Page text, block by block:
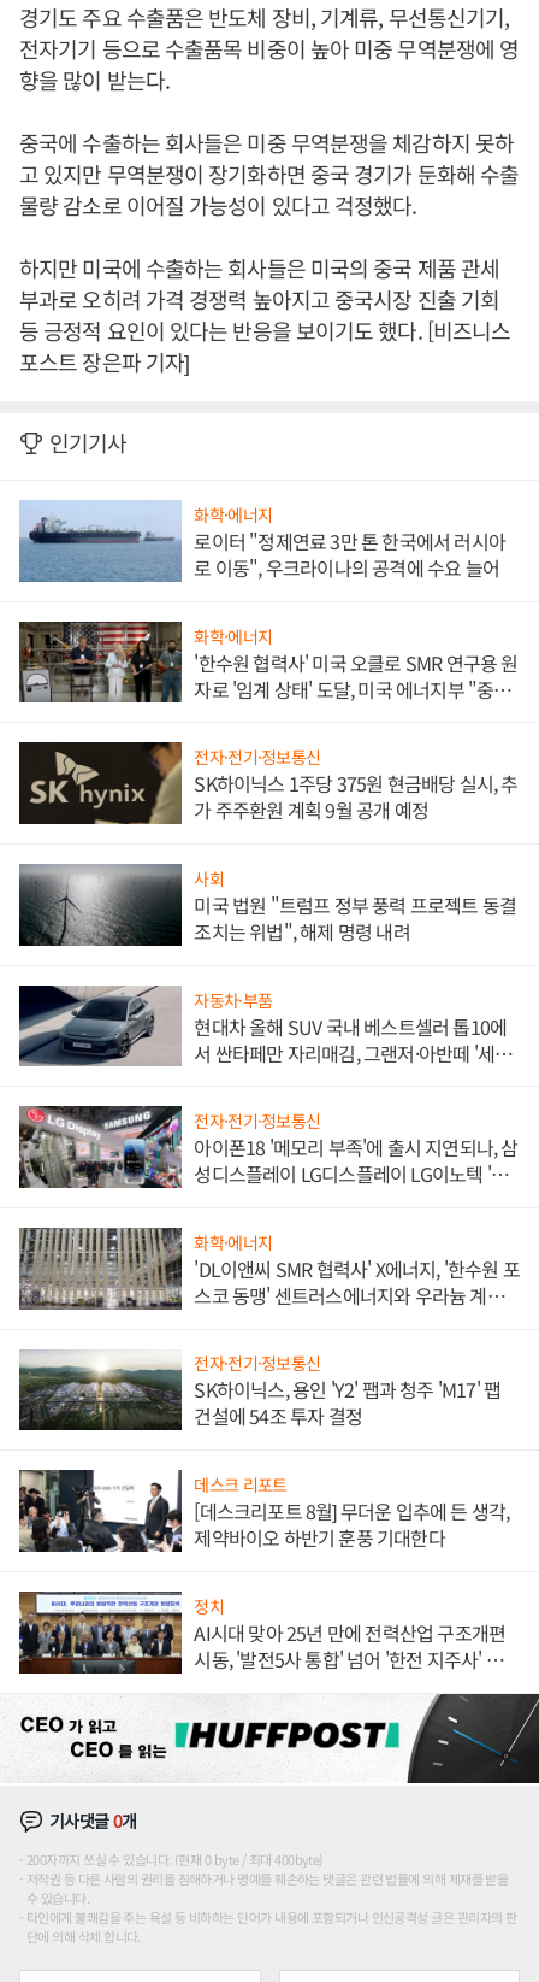
경기도 주요 수출품은 반도체 장비, 기계류, 무선통신기기,
전자기기 등으로 수출품목 비중이 높아 미중 무역분쟁에 영
향을 많이 받는다.
중국에 수출하는 회사들은 미중 무역분쟁을 체감하지 못하
고 있지만 무역분쟁이 장기화하면 중국 경기가 둔화해 수출
물량 감소로 이어질 가능성이 있다고 걱정했다.
하지만 미국에 수출하는 회사들은 미국의 중국 제품 관세
부과로 오히려 가격 경쟁력 높아지고 중국시장 진출 기회
등 긍정적 요인이 있다는 반응을 보이기도 했다. [비즈니스
포스트 장은파 기자]
인기기사
화학·에너지
로이터 "정제연료 3만 톤 한국에서 러시아
로 이동", 우크라이나의 공격에 수요 늘어
화학·에너지
'한수원 협력사' 미국 오클로 SMR 연구용 원
자로 '임계 상태' 도달, 미국 에너지부 "중요
전자·전기·정보통신
SK하이닉스 1주당 375원 현금배당 실시, 추
가 주주환원 계획 9월 공개 예정
사회
미국 법원 "트럼프 정부 풍력 프로젝트 동결
조치는 위법", 해제 명령 내려
자동차·부품
현대차 올해 SUV 국내 베스트셀러 톱10에
서 싼타페만 자리매김, 그랜저·아반떼 '세단
전자·전기·정보통신
아이폰18 '메모리 부족'에 출시 지연되나, 삼
성디스플레이 LG디스플레이 LG이노텍 '탈
화학·에너지
'DL이앤씨 SMR 협력사' X에너지, '한수원 포
스코 동맹' 센트러스에너지와 우라늄 계약
전자·전기·정보통신
SK하이닉스, 용인 'Y2' 팹과 청주 'M17' 팹
건설에 54조 투자 결정
데스크 리포트
[데스크리포트 8월] 무더운 입추에 든 생각,
제약바이오 하반기 훈풍 기대한다
정치
AI시대 맞아 25년 만에 전력산업 구조개편
시동, '발전5사 통합' 넘어 '한전 지주사' 재편
기사댓글0개
200자까지 쓰실 수 있습니다. (현재 0 byte / 최대 400byte)
저작권 등 다른 사람의 권리를 침해하거나 명예를 훼손하는 댓글은 관련 법률에 의해 제재를 받을
수 있습니다.
타인에게 불쾌감을 주는 욕설 등 비하하는 단어가 내용에 포함되거나 인신공격성 글은 관리자의 판
단에 의해 삭제 합니다.